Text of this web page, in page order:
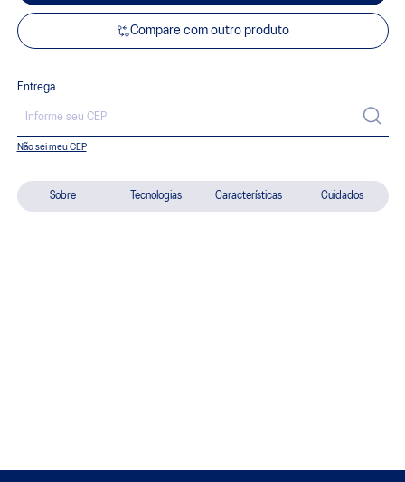
Sobre Tecnologias Características Cuidados
Compare com outro produto
Entrega
Não sei meu CEP